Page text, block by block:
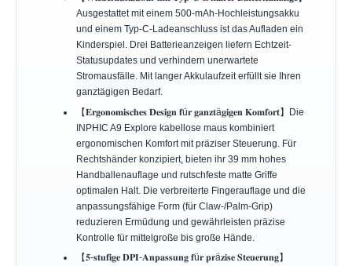
Ausgestattet mit einem 500-mAh-Hochleistungsakku
und einem Typ-C-Ladeanschluss ist das Aufladen ein
Kinderspiel. Drei Batterieanzeigen liefern Echtzeit-
Statusupdates und verhindern unerwartete
Stromausfälle. Mit langer Akkulaufzeit erfüllt sie Ihren
ganztägigen Bedarf.
【𝐄𝐫𝐠𝐨𝐧𝐨𝐦𝐢𝐬𝐜𝐡𝐞𝐬 𝐃𝐞𝐬𝐢𝐠𝐧 𝐟ü𝐫 𝐠𝐚𝐧𝐳𝐭ä𝐠𝐢𝐠𝐞𝐧 𝐊𝐨𝐦𝐟𝐨𝐫𝐭】Die
INPHIC A9 Explore kabellose maus kombiniert
ergonomischen Komfort mit präziser Steuerung. Für
Rechtshänder konzipiert, bieten ihr 39 mm hohes
Handballenauflage und rutschfeste matte Griffe
optimalen Halt. Die verbreiterte Fingerauflage und die
anpassungsfähige Form (für Claw-/Palm-Grip)
reduzieren Ermüdung und gewährleisten präzise
Kontrolle für mittelgroße bis große Hände.
【𝟓-𝐬𝐭𝐮𝐟𝐢𝐠𝐞 𝐃𝐏𝐈-𝐀𝐧𝐩𝐚𝐬𝐬𝐮𝐧𝐠 𝐟ü𝐫 𝐩𝐫ä𝐳𝐢𝐬𝐞 𝐒𝐭𝐞𝐮𝐞𝐫𝐮𝐧𝐠】